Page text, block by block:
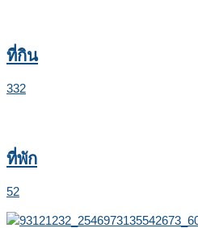
ที่กิน
332
ที่พัก
52